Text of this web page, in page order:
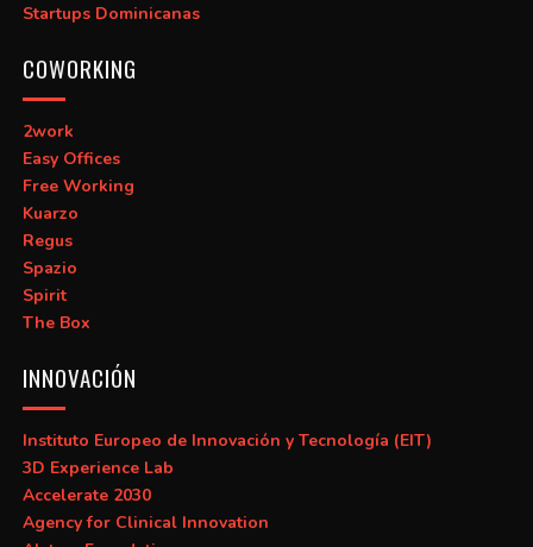
Startups Dominicanas
COWORKING
2work
Easy Offices
Free Working
Kuarzo
Regus
Spazio
Spirit
The Box
INNOVACIÓN
Instituto Europeo de Innovación y Tecnología (EIT)
3D Experience Lab
Accelerate 2030
Agency for Clinical Innovation